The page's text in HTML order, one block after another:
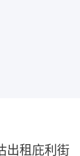
出租庇利街